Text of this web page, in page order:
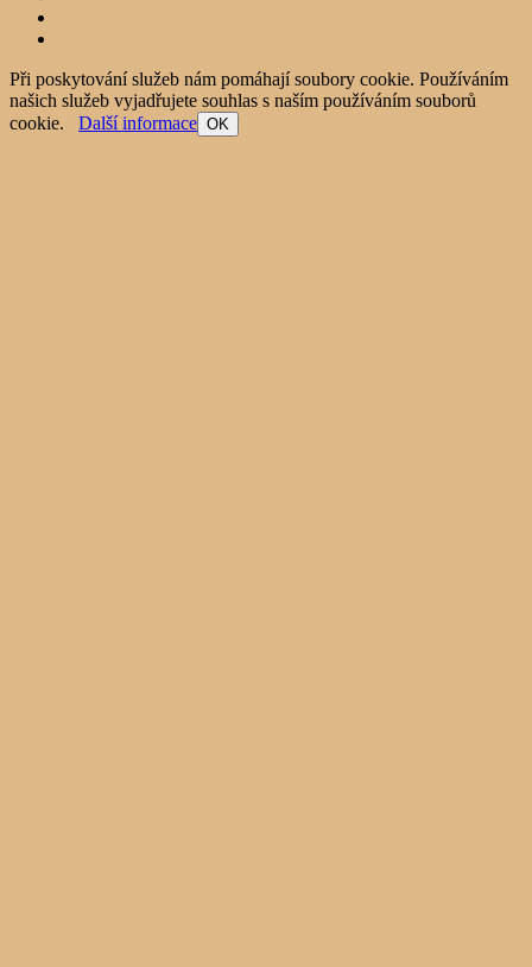
Při poskytování služeb nám pomáhají soubory cookie. Používáním
našich služeb vyjadřujete souhlas s naším používáním souborů
cookie. Další informace